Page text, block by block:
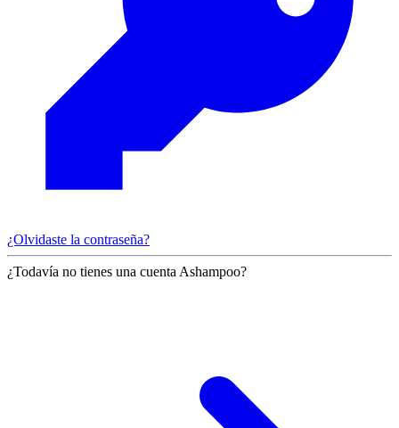
¿Olvidaste la contraseña?
¿Todavía no tienes una cuenta Ashampoo?